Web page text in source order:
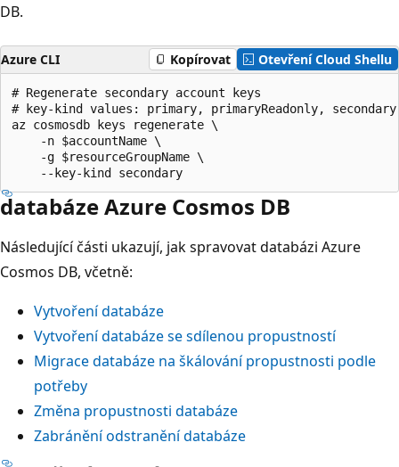
DB.
Azure CLI Kopírovat Otevření Cloud Shellu
# Regenerate secondary account keys
# key-kind values: primary, primaryReadonly, secondary,
az cosmosdb keys regenerate \
    -n $accountName \
    -g $resourceGroupName \
databáze Azure Cosmos DB
Následující části ukazují, jak spravovat databázi Azure
Cosmos DB, včetně:
Vytvoření databáze
Vytvoření databáze se sdílenou propustností
Migrace databáze na škálování propustnosti podle
potřeby
Změna propustnosti databáze
Zabránění odstranění databáze